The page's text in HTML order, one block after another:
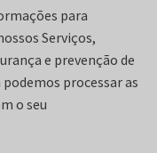
para
Serviços,
e prevenção de
processar as
o seu